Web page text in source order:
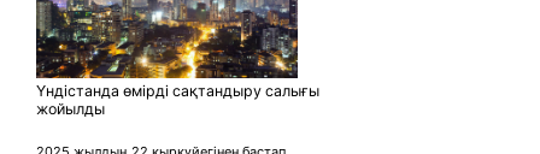
Үндістанда өмірді сақтандыру салығы
жойылды